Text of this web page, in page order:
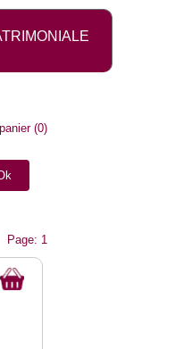
(0)
Page: 1